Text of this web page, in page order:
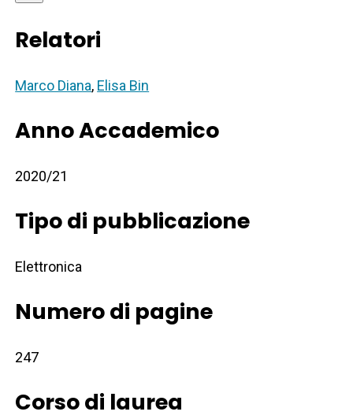
Relatori
Marco Diana, Elisa Bin
Anno Accademico
2020/21
Tipo di pubblicazione
Elettronica
Numero di pagine
247
Corso di laurea